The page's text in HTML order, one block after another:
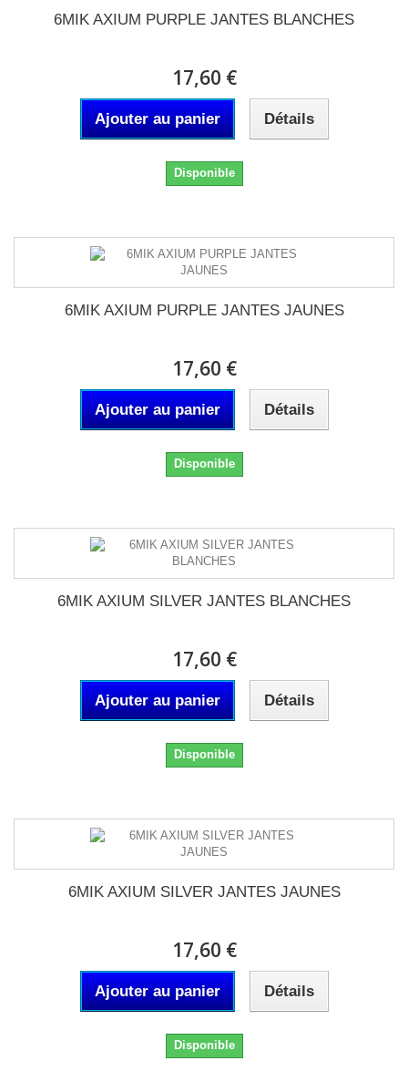
6MIK AXIUM PURPLE JANTES BLANCHES
17,60 €
Ajouter au panier Détails
Disponible
6MIK AXIUM PURPLE JANTES JAUNES
17,60 €
Ajouter au panier Détails
Disponible
6MIK AXIUM SILVER JANTES BLANCHES
17,60 €
Ajouter au panier Détails
Disponible
6MIK AXIUM SILVER JANTES JAUNES
17,60 €
Ajouter au panier Détails
Disponible